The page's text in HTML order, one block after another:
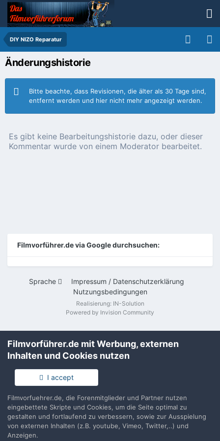
DIY NIZO Reparatur
Änderungshistorie
Bitte beachte, dass Revisionen, die älter als 30 Tage sind,
entfernt werden und hier nicht mehr angezeigt werden.
Es gibt keine Bearbeitungshistorie dazu, oder dieser
Kommentar wurde von einem Moderator bearbeitet.
Filmvorführer.de via Google durchsuchen:
Sprache
Impressum / Datenschutzerklärung
Nutzungsbedingungen
Realisierung: IN-Solution
Powered by Invision Community
Filmvorführer.de mit Werbung, externen
Inhalten und Cookies nutzen
I accept
Filmvorfuehrer.de, die Forenmitglieder und Partner nutzen
eingebettete Skripte und Cookies, um die Seite optimal zu
gestalten und fortlaufend zu verbessern, sowie zur Ausspielung
von externen Inhalten (z.B. youtube, Vimeo, Twitter,..) und
Anzeigen.